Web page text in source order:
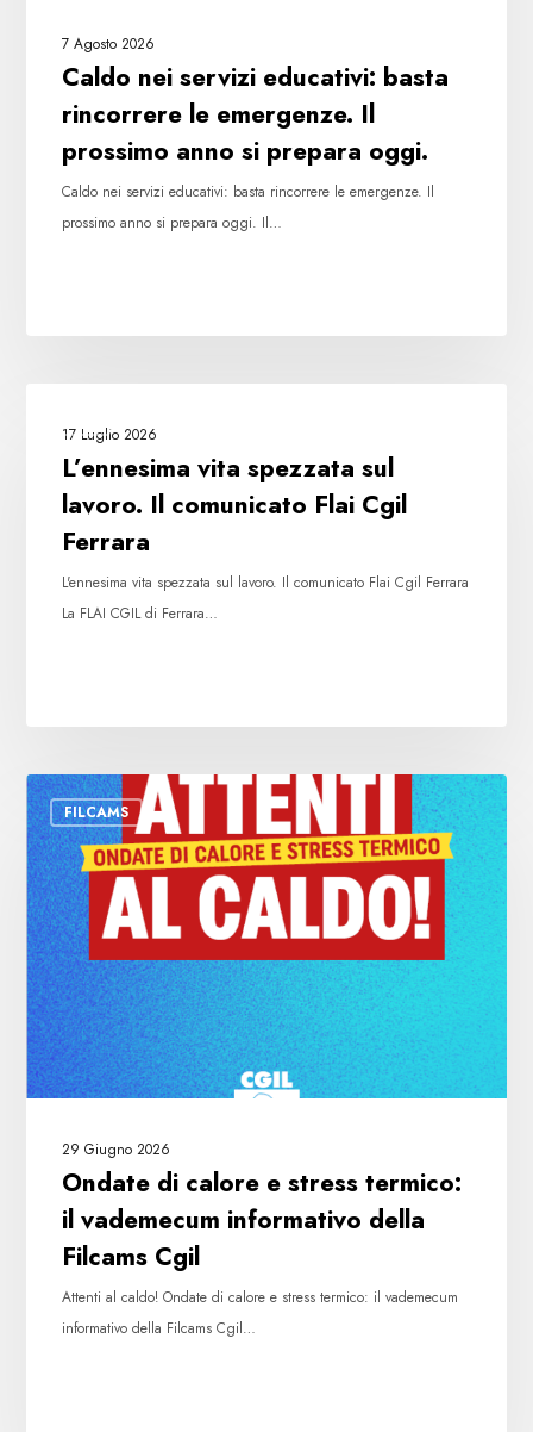
prepara
oggi.
7 Agosto 2026
Caldo nei servizi educativi: basta
rincorrere le emergenze. Il
prossimo anno si prepara oggi.
Caldo nei servizi educativi: basta rincorrere le emergenze. Il
prossimo anno si prepara oggi. Il…
spezzata
lavoro.
comunicato
17 Luglio 2026
L’ennesima vita spezzata sul
lavoro. Il comunicato Flai Cgil
Ferrara
L'ennesima vita spezzata sul lavoro. Il comunicato Flai Cgil Ferrara
La FLAI CGIL di Ferrara…
FILCAMS
Ondate
di
calore
e
stress
termico:
il
vademecum
informativo
della
Filcams
29 Giugno 2026
Ondate di calore e stress termico:
il vademecum informativo della
Filcams Cgil
Attenti al caldo! Ondate di calore e stress termico: il vademecum
informativo della Filcams Cgil…